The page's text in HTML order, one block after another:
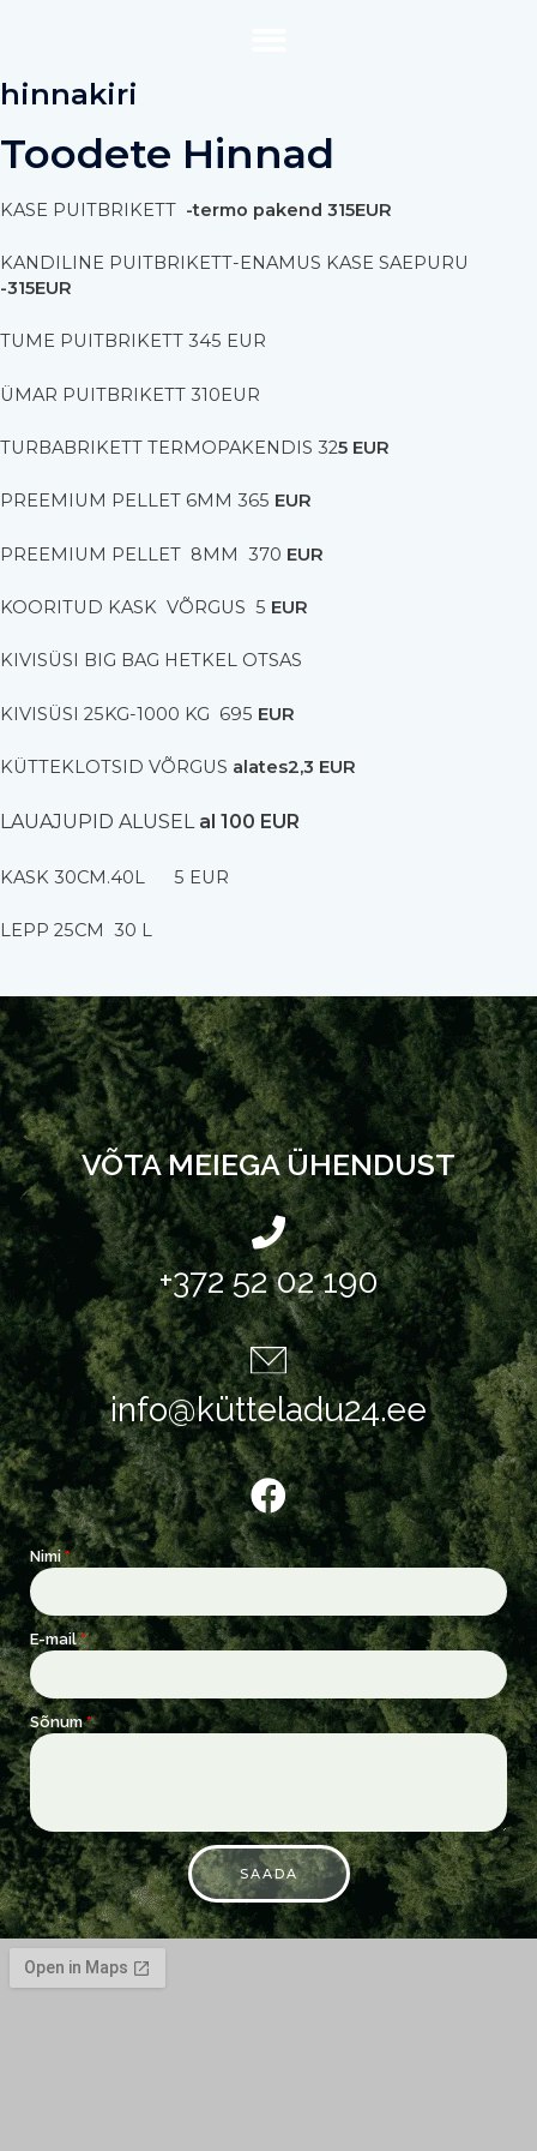
hinnakiri
Toodete Hinnad
KASE PUITBRIKETT -termo pakend 315EUR
KANDILINE PUITBRIKETT-ENAMUS KASE SAEPURU
-315EUR
TUME PUITBRIKETT 345 EUR
ÜMAR PUITBRIKETT 310EUR
TURBABRIKETT TERMOPAKENDIS 325 EUR
PREEMIUM PELLET 6MM 365 EUR
PREEMIUM PELLET 8MM 370 EUR
KOORITUD KASK VÕRGUS 5 EUR
KIVISÜSI BIG BAG HETKEL OTSAS
KIVISÜSI 25KG-1000 KG 695 EUR
KÜTTEKLOTSID VÕRGUS alates2,3 EUR
LAUAJUPID ALUSEL al 100 EUR
KASK 30CM.40L 5 EUR
LEPP 25CM 30 L
VÕTA MEIEGA ÜHENDUST
+372 52 02 190
info@kütteladu24.ee
Nimi
E-mail
Sõnum
SAADA